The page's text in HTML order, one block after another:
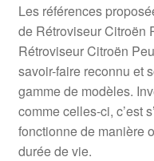
Politique de
Procédure de
Termes et conditions
Les références
de Rétroviseur Citroën
Rétroviseur Citroën
savoir-faire reconnu et
gamme de modèles.
comme celles-ci, c’est
fonctionne de manière
durée de vie.